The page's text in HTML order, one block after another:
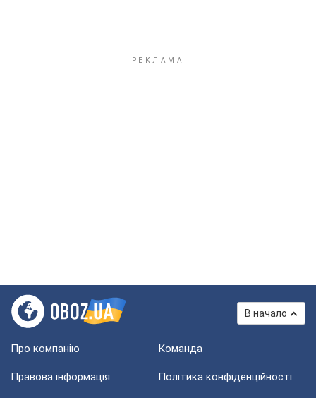
В начало
Про компанію Команда
Правова інформація Політика конфіденційності